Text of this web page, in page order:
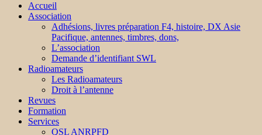
Accueil
Association
Adhésions, livres préparation F4, histoire, DX Asie
Pacifique, antennes, timbres, dons,
L’association
Demande d’identifiant SWL
Radioamateurs
Les Radioamateurs
Droit à l’antenne
Revues
Formation
Services
QSL ANRPFD